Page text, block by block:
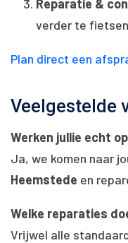
Reparatie &
verder te
Plan direct een
Veelgestelde
Werken jullie echt
Ja, we komen naar
Heemstede en
Welke reparaties
Vrijwel alle